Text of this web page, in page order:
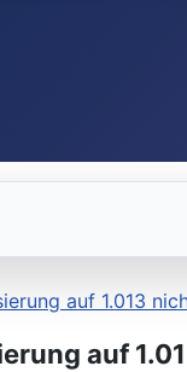
auf 1.013
auf